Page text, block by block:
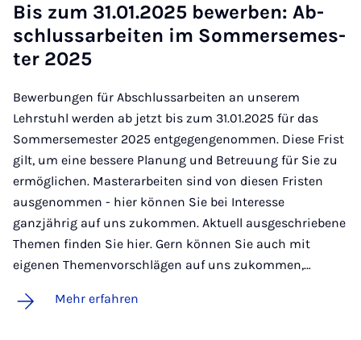
Bis zum 31.01.2025 be­wer­ben: Ab­
schluss­a­r­bei­ten im Som­mer­se­mes­
ter 2025
Bewerbungen für Abschlussarbeiten an unserem
Lehrstuhl werden ab jetzt bis zum 31.01.2025 für das
Sommersemester 2025 entgegengenommen. Diese Frist
gilt, um eine bessere Planung und Betreuung für Sie zu
ermöglichen. Masterarbeiten sind von diesen Fristen
ausgenommen - hier können Sie bei Interesse
ganzjährig auf uns zukommen. Aktuell ausgeschriebene
Themen finden Sie hier. Gern können Sie auch mit
eigenen Themenvorschlägen auf uns zukommen,…
Mehr erfahren